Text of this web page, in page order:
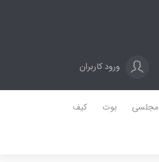
ورود کاربران
مجلسی بوت کیف